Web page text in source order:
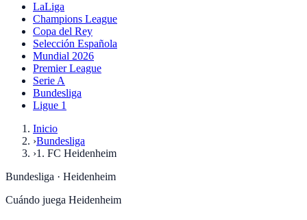
LaLiga
Champions League
Copa del Rey
Selección Española
Mundial 2026
Premier League
Serie A
Bundesliga
Ligue 1
Inicio
›Bundesliga
›1. FC Heidenheim
Bundesliga · Heidenheim
Cuándo juega Heidenheim